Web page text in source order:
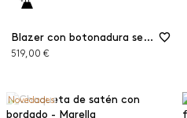
Blazer con botonadura sencilla y fajín
519,00 €
Novedades